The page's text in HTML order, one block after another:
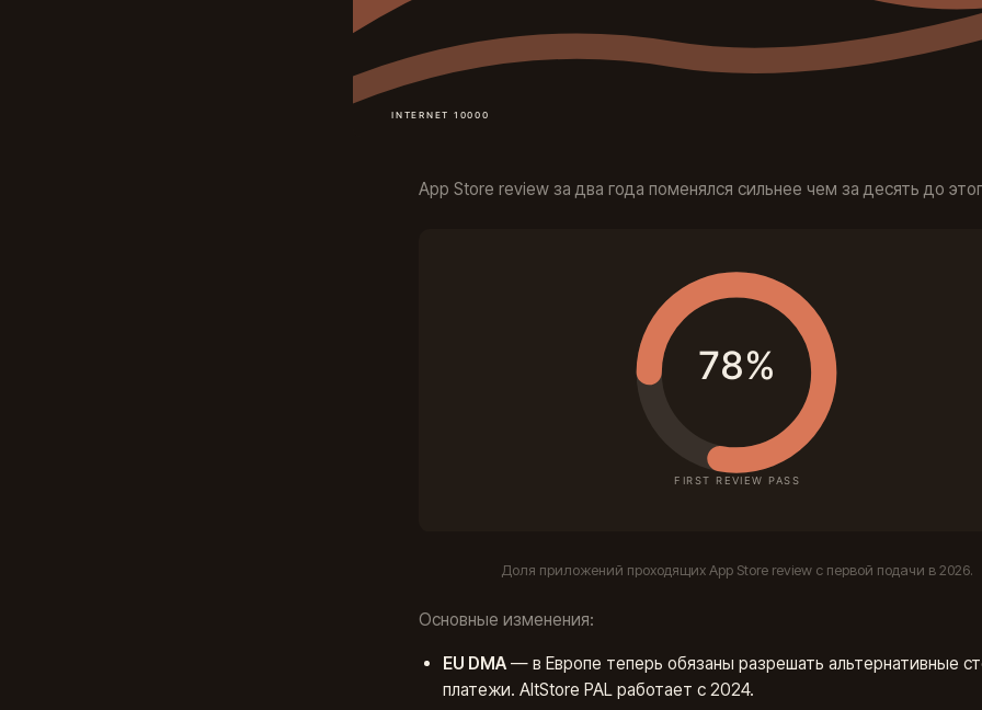
App Store review за два года поменялся сильнее чем за десять до
Доля приложений проходящих App Store review с первой подачи в 2026.
Основные изменения:
EU DMA— в Европе теперь обязаны разрешать альтернативные
платежи. AltStore PAL работает с 2024.